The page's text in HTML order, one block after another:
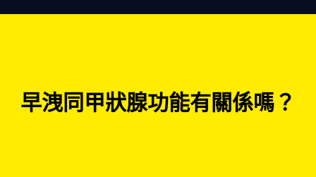
早洩同甲狀腺功能有關係嗎？